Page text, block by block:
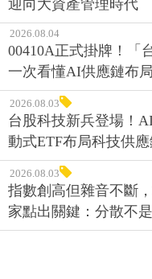
迎向大資產管理時代
2026.08.04
00410A正式掛牌！「
一次看懂AI供應鏈布局
2026.08.03
台股科技新兵登場！
動式ETF布局科技供
2026.08.03
指數創高但雜音不斷
家點出關鍵：分散不